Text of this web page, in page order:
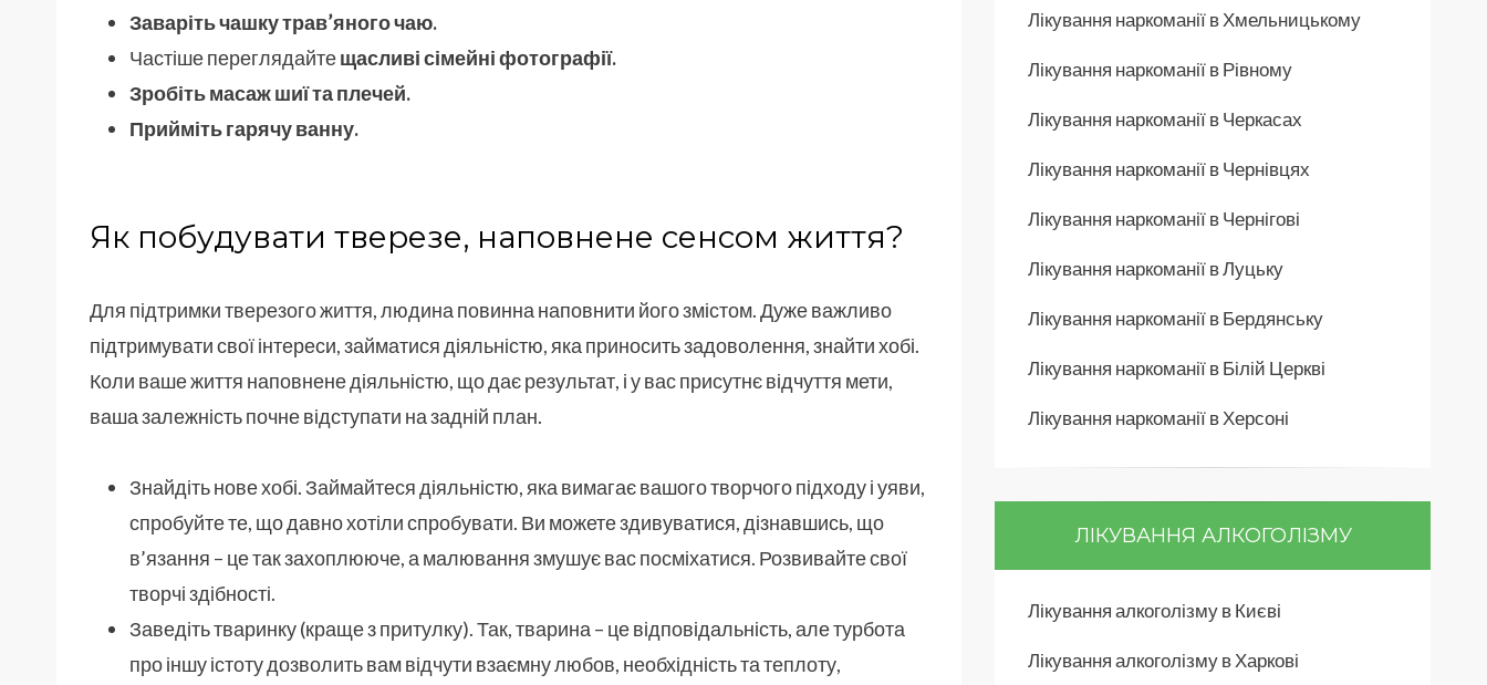
Заваріть чашку трав’яного чаю.
Частіше переглядайтещасливі сімейні фотографії.
Зробіть масаж шиї та плечей.
Прийміть гарячу ванну.
Як побудувати тверезе, наповнене сенсом життя?
Для підтримки тверезого життя, людина повинна наповнити його змістом. Дуже важливо
підтримувати свої інтереси, займатися діяльністю, яка приносить задоволення, знайти хобі.
Коли ваше життя наповнене діяльністю, що дає результат, і у вас присутнє відчуття мети,
ваша залежність почне відступати на задній план.
Знайдіть нове хобі. Займайтеся діяльністю, яка вимагає вашого творчого підходу і уяви,
спробуйте те, що давно хотіли спробувати. Ви можете здивуватися, дізнавшись, що
в’язання – це так захоплююче, а малювання змушує вас посміхатися. Розвивайте свої
творчі здібності.
Заведіть тваринку (краще з притулку). Так, тварина – це відповідальність, але турбота
про іншу істоту дозволить вам відчути взаємну любов, необхідність та теплоту,
Лікування наркоманії в Хмельницькому
Лікування наркоманії в Рівному
Лікування наркоманії в Черкасах
Лікування наркоманії в Чернівцях
Лікування наркоманії в Чернігові
Лікування наркоманії в Луцьку
Лікування наркоманії в Бердянську
Лікування наркоманії в Білій Церкві
Лікування наркоманії в Херсоні
ЛІКУВАННЯ АЛКОГОЛІЗМУ
Лікування алкоголізму в Києві
Лікування алкоголізму в Харкові